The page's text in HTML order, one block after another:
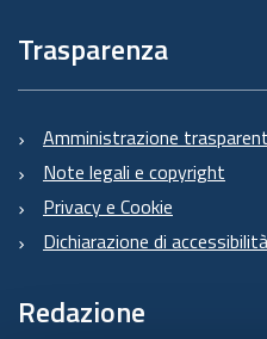
Trasparenza
Amministrazione
Note legali e copyright
Privacy e Cookie
Dichiarazione di accessibilità
Redazione